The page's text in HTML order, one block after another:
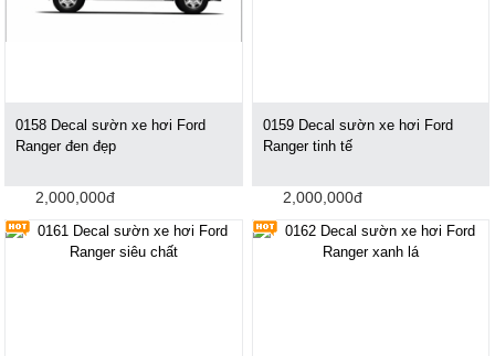
0158 Decal sườn xe hơi Ford
Ranger đen đẹp
2,000,000đ
0159 Decal sườn xe hơi Ford
Ranger tinh tế
2,000,000đ